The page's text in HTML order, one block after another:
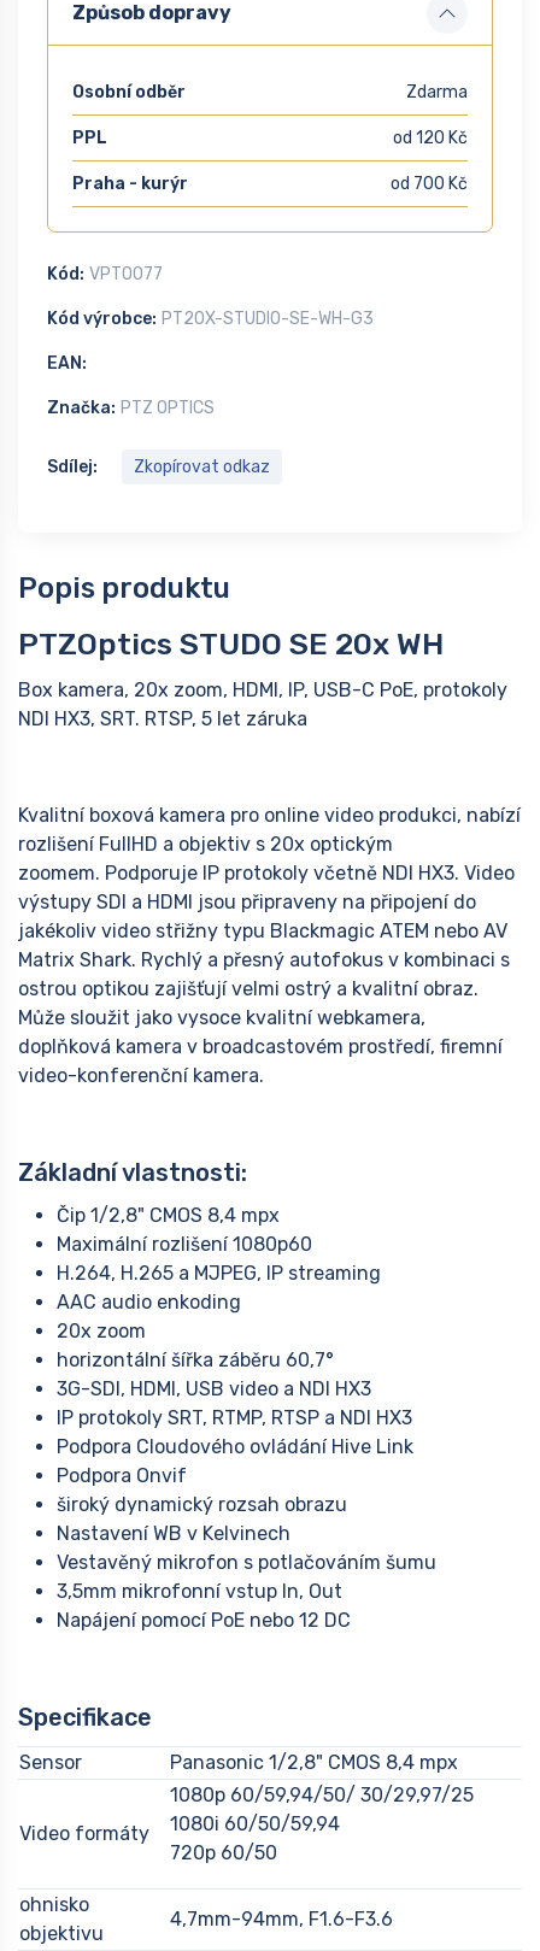
Způsob dopravy
Osobní odběr Zdarma
PPL od 120 Kč
Praha - kurýr od 700 Kč
Kód: VPTO077
Kód výrobce: PT20X-STUDIO-SE-WH-G3
EAN:
Značka: PTZ OPTICS
Sdílej: Zkopírovat odkaz
Popis produktu
PTZOptics STUDO SE 20x WH
Box kamera, 20x zoom, HDMI, IP, USB-C PoE, protokoly
NDI HX3, SRT. RTSP, 5 let záruka
Kvalitní boxová kamera pro online video produkci, nabízí
rozlišení FullHD a objektiv s 20x optickým
zoomem. Podporuje IP protokoly včetně NDI HX3. Video
výstupy SDI a HDMI jsou připraveny na připojení do
jakékoliv video střižny typu Blackmagic ATEM nebo AV
Matrix Shark. Rychlý a přesný autofokus v kombinaci s
ostrou optikou zajišťují velmi ostrý a kvalitní obraz.
Může sloužit jako vysoce kvalitní webkamera,
doplňková kamera v broadcastovém prostředí, firemní
video-konferenční kamera.
Základní vlastnosti:
Čip 1/2,8" CMOS 8,4 mpx
Maximální rozlišení 1080p60
H.264, H.265 a MJPEG, IP streaming
AAC audio enkoding
20x zoom
horizontální šířka záběru 60,7°
3G-SDI, HDMI, USB video a NDI HX3
IP protokoly SRT, RTMP, RTSP a NDI HX3
Podpora Cloudového ovládání Hive Link
Podpora Onvif
široký dynamický rozsah obrazu
Nastavení WB v Kelvinech
Vestavěný mikrofon s potlačováním šumu
3,5mm mikrofonní vstup In, Out
Napájení pomocí PoE nebo 12 DC
Specifikace
Sensor Panasonic 1/2,8" CMOS 8,4 mpx
Video formáty
1080p 60/59,94/50/ 30/29,97/25
1080i 60/50/59,94
720p 60/50
ohnisko
objektivu
4,7mm-94mm, F1.6-F3.6